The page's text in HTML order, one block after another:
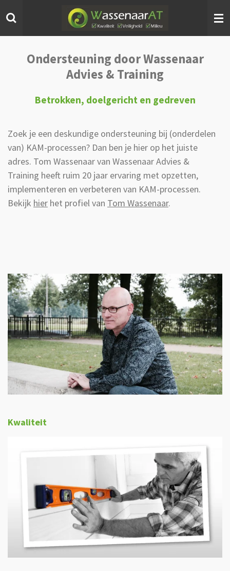
direct
hoofdinhoud
Ondersteuning door Wassenaar
Advies & Training
Betrokken, doelgericht en gedreven
Zoek je een deskundige ondersteuning bij (onderdelen
van) KAM-processen? Dan ben je hier op het juiste
adres. Tom Wassenaar van Wassenaar Advies &
Training heeft ruim 20 jaar ervaring met opzetten,
implementeren en verbeteren van KAM-processen.
Bekijk hier het profiel van Tom Wassenaar.
Kwaliteit